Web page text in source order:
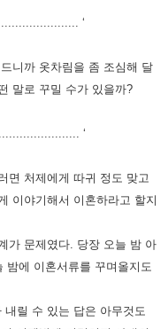
‘
니까 옷차림을 좀 조심해 달
말로 꾸밀 수가 있을까?
‘
면 처제에게 따귀 정도 맞고
이야기해서 이혼하라고 할지
가 문제였다. 당장 오늘 밤 아
밤에 이혼서류를 꾸며올지도
릴 수 있는 답은 아무것도